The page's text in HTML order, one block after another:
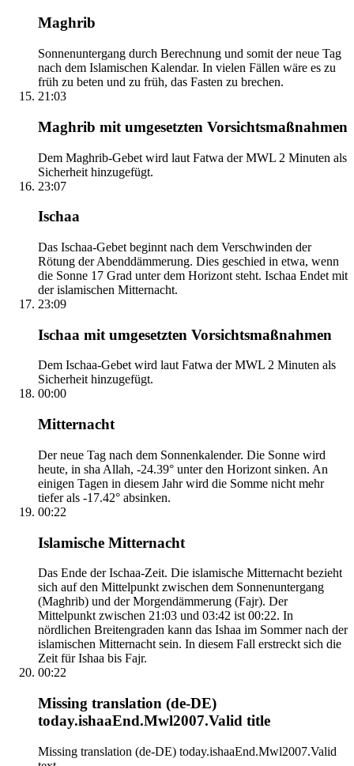
Maghrib
Sonnenuntergang durch Berechnung und somit der neue Tag
nach dem Islamischen Kalendar. In vielen Fällen wäre es zu
früh zu beten und zu früh, das Fasten zu brechen.
21:03
Maghrib mit umgesetzten Vorsichtsmaßnahmen
Dem Maghrib-Gebet wird laut Fatwa der MWL 2 Minuten als
Sicherheit hinzugefügt.
23:07
Ischaa
Das Ischaa-Gebet beginnt nach dem Verschwinden der
Rötung der Abenddämmerung. Dies geschied in etwa, wenn
die Sonne 17 Grad unter dem Horizont steht. Ischaa Endet mit
der islamischen Mitternacht.
23:09
Ischaa mit umgesetzten Vorsichtsmaßnahmen
Dem Ischaa-Gebet wird laut Fatwa der MWL 2 Minuten als
Sicherheit hinzugefügt.
00:00
Mitternacht
Der neue Tag nach dem Sonnenkalender. Die Sonne wird
heute, in sha Allah, -24.39° unter den Horizont sinken. An
einigen Tagen in diesem Jahr wird die Somme nicht mehr
tiefer als -17.42° absinken.
00:22
Islamische Mitternacht
Das Ende der Ischaa-Zeit. Die islamische Mitternacht bezieht
sich auf den Mittelpunkt zwischen dem Sonnenuntergang
(Maghrib) und der Morgendämmerung (Fajr). Der
Mittelpunkt zwischen 21:03 und 03:42 ist 00:22. In
nördlichen Breitengraden kann das Ishaa im Sommer nach der
islamischen Mitternacht sein. In diesem Fall erstreckt sich die
Zeit für Ishaa bis Fajr.
00:22
Missing translation (de-DE)
today.ishaaEnd.Mwl2007.Valid title
Missing translation (de-DE) today.ishaaEnd.Mwl2007.Valid